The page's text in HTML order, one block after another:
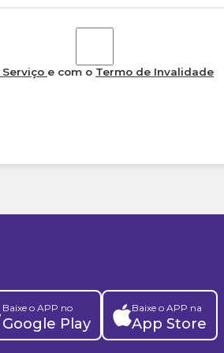
e com o Termo de Invalidade
Baixe o APP no
Google Play
Baixe o APP na
App Store